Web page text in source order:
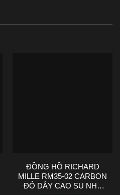
ĐỒNG HỒ RICHARD
MILLE RM35-02 CARBON
ĐỎ DÂY CAO SU NHÀ